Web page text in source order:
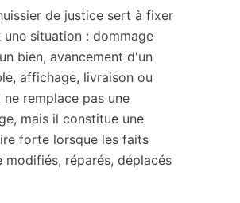
de justice sert à fixer
situation : dommage
bien, avancement d'un
affichage, livraison ou
remplace pas une
mais il constitue une
forte lorsque les faits
modifiés, réparés, déplacés